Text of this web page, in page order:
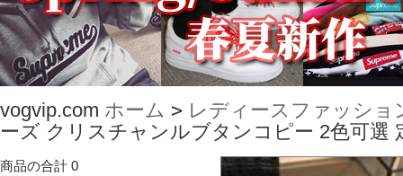
vogvip.com ホーム > レディースファッショ
ーズ クリスチャンルブタンコピー 2色可選
商品の合計 0